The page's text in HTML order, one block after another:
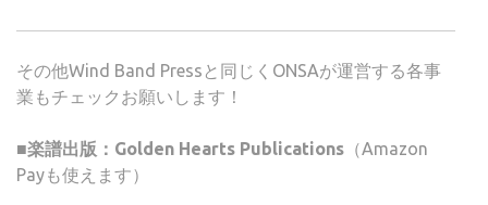
その他Wind Band Pressと同じくONSAが運営する各事
業もチェックお願いします！
■楽譜出版：Golden Hearts Publications （Amazon
Payも使えます）